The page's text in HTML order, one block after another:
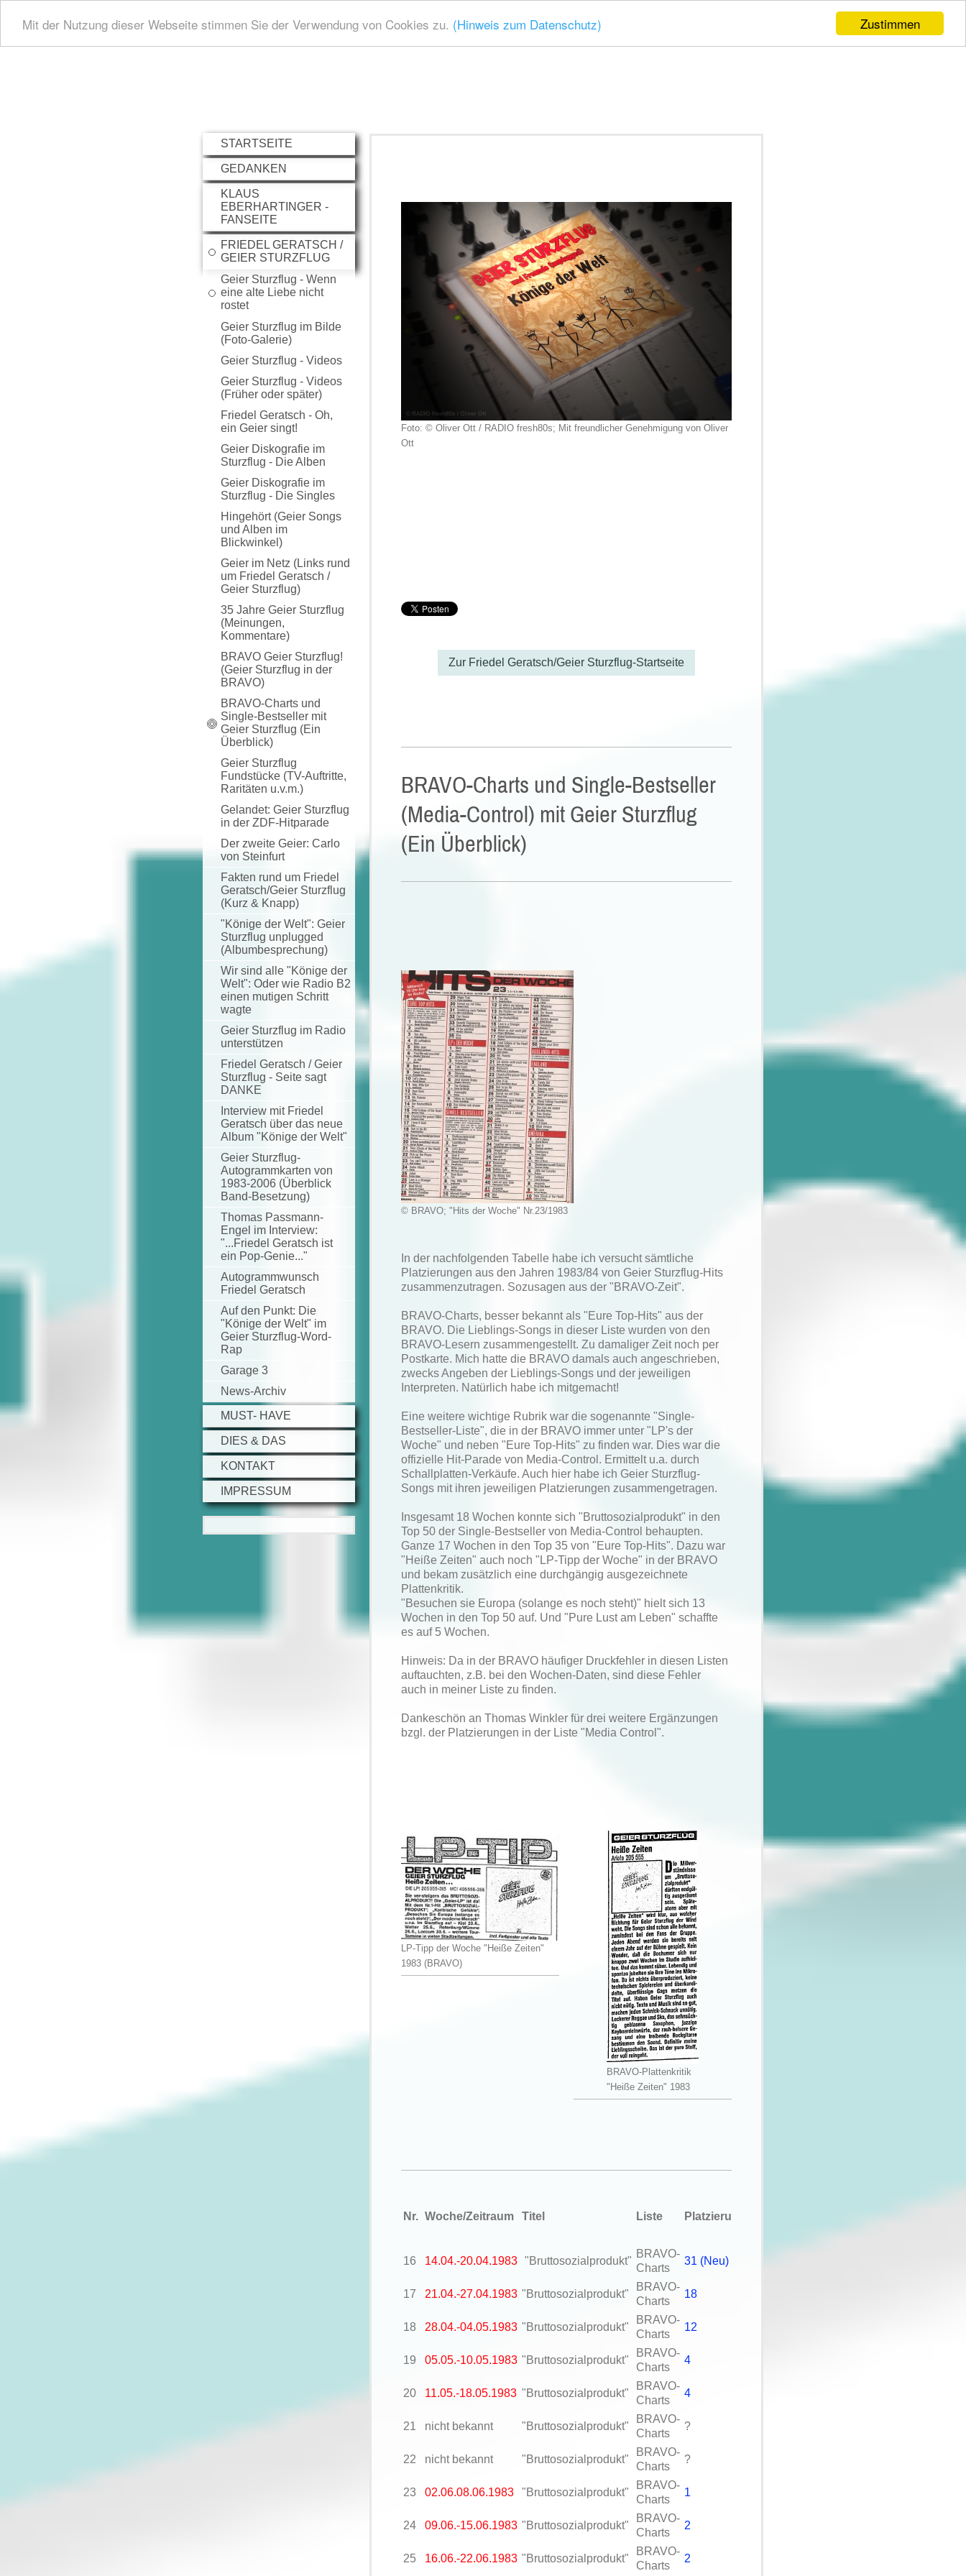
Zustimmen
Mit der Nutzung dieser Webseite stimmen Sie der Verwendung von Cookies zu. (Hinweis zum Datenschutz)
STARTSEITE
GEDANKEN
KLAUS
EBERHARTINGER -
FANSEITE
FRIEDEL GERATSCH /
GEIER STURZFLUG
Geier Sturzflug - Wenn
eine alte Liebe nicht
rostet
Geier Sturzflug im Bilde
(Foto-Galerie)
Geier Sturzflug - Videos
Geier Sturzflug - Videos
(Früher oder später)
Friedel Geratsch - Oh,
ein Geier singt!
Geier Diskografie im
Sturzflug - Die Alben
Geier Diskografie im
Sturzflug - Die Singles
Hingehört (Geier Songs
und Alben im
Blickwinkel)
Geier im Netz (Links rund
um Friedel Geratsch /
Geier Sturzflug)
35 Jahre Geier Sturzflug
(Meinungen,
Kommentare)
BRAVO Geier Sturzflug!
(Geier Sturzflug in der
BRAVO)
BRAVO-Charts und
Single-Bestseller mit
Geier Sturzflug (Ein
Überblick)
Geier Sturzflug
Fundstücke (TV-Auftritte,
Raritäten u.v.m.)
Gelandet: Geier Sturzflug
in der ZDF-Hitparade
Der zweite Geier: Carlo
von Steinfurt
Fakten rund um Friedel
Geratsch/Geier Sturzflug
(Kurz & Knapp)
"Könige der Welt": Geier
Sturzflug unplugged
(Albumbesprechung)
Wir sind alle "Könige der
Welt": Oder wie Radio B2
einen mutigen Schritt
wagte
Geier Sturzflug im Radio
unterstützen
Friedel Geratsch / Geier
Sturzflug - Seite sagt
DANKE
Interview mit Friedel
Geratsch über das neue
Album "Könige der Welt"
Geier Sturzflug-
Autogrammkarten von
1983-2006 (Überblick
Band-Besetzung)
Thomas Passmann-
Engel im Interview:
"...Friedel Geratsch ist
ein Pop-Genie..."
Autogrammwunsch
Friedel Geratsch
Auf den Punkt: Die
"Könige der Welt" im
Geier Sturzflug-Word-
Rap
Garage 3
News-Archiv
MUST- HAVE
DIES & DAS
KONTAKT
IMPRESSUM
Foto: © Oliver Ott / RADIO fresh80s; Mit freundlicher Genehmigung von Oliver
Ott
Zur Friedel Geratsch/Geier Sturzflug-Startseite
BRAVO-Charts und Single-Bestseller
(Media-Control) mit Geier Sturzflug
(Ein Überblick)
© BRAVO; "Hits der Woche" Nr.23/1983
In der nachfolgenden Tabelle habe ich versucht sämtliche
Platzierungen aus den Jahren 1983/84 von Geier Sturzflug-Hits
zusammenzutragen. Sozusagen aus der "BRAVO-Zeit".
BRAVO-Charts, besser bekannt als "Eure Top-Hits" aus der
BRAVO. Die Lieblings-Songs in dieser Liste wurden von den
BRAVO-Lesern zusammengestellt. Zu damaliger Zeit noch per
Postkarte. Mich hatte die BRAVO damals auch angeschrieben,
zwecks Angeben der Lieblings-Songs und der jeweiligen
Interpreten. Natürlich habe ich mitgemacht!
Eine weitere wichtige Rubrik war die sogenannte "Single-
Bestseller-Liste", die in der BRAVO immer unter "LP's der
Woche" und neben "Eure Top-Hits" zu finden war. Dies war die
offizielle Hit-Parade von Media-Control. Ermittelt u.a. durch
Schallplatten-Verkäufe. Auch hier habe ich Geier Sturzflug-
Songs mit ihren jeweiligen Platzierungen zusammengetragen.
Insgesamt 18 Wochen konnte sich "Bruttosozialprodukt" in den
Top 50 der Single-Bestseller von Media-Control behaupten.
Ganze 17 Wochen in den Top 35 von "Eure Top-Hits". Dazu war
"Heiße Zeiten" auch noch "LP-Tipp der Woche" in der BRAVO
und bekam zusätzlich eine durchgängig ausgezeichnete
Plattenkritik.
"Besuchen sie Europa (solange es noch steht)" hielt sich 13
Wochen in den Top 50 auf. Und "Pure Lust am Leben" schaffte
es auf 5 Wochen.
Hinweis: Da in der BRAVO häufiger Druckfehler in diesen Listen
auftauchten, z.B. bei den Wochen-Daten, sind diese Fehler
auch in meiner Liste zu finden.
Dankeschön an Thomas Winkler für drei weitere Ergänzungen
bzgl. der Platzierungen in der Liste "Media Control".
LP-Tipp der Woche "Heiße Zeiten"
1983 (BRAVO)
BRAVO-Plattenkritik
"Heiße Zeiten" 1983
Nr. Woche/Zeitraum Titel Liste Platzierung
16 14.04.-20.04.1983 "Bruttosozialprodukt"
BRAVO-
Charts
31 (Neu)
17 21.04.-27.04.1983 "Bruttosozialprodukt"
BRAVO-
Charts
18
18 28.04.-04.05.1983 "Bruttosozialprodukt"
BRAVO-
Charts
12
19 05.05.-10.05.1983 "Bruttosozialprodukt"
BRAVO-
Charts
4
20 11.05.-18.05.1983 "Bruttosozialprodukt"
BRAVO-
Charts
4
21 nicht bekannt "Bruttosozialprodukt"
BRAVO-
Charts
?
22 nicht bekannt "Bruttosozialprodukt"
BRAVO-
Charts
?
23 02.06.08.06.1983 "Bruttosozialprodukt"
BRAVO-
Charts
1
24 09.06.-15.06.1983 "Bruttosozialprodukt"
BRAVO-
Charts
2
25 16.06.-22.06.1983 "Bruttosozialprodukt"
BRAVO-
Charts
2